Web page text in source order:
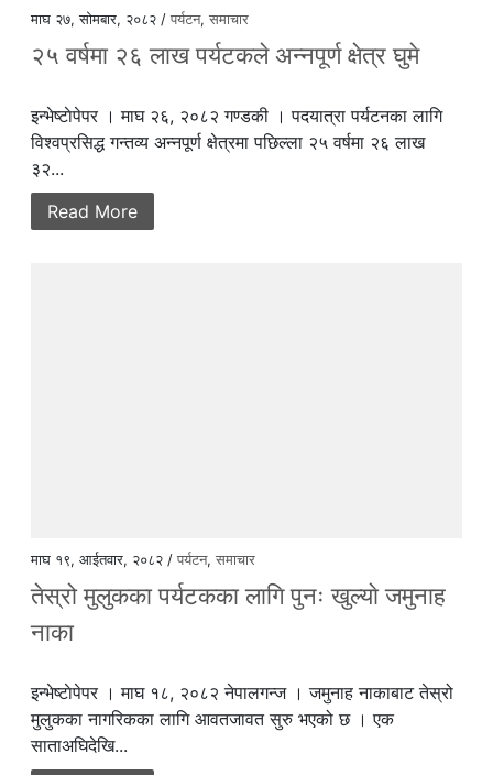
माघ २७, सोमबार, २०८२ /पर्यटन,समाचार
२५ वर्षमा २६ लाख पर्यटकले अन्नपूर्ण क्षेत्र घुमे
इन्भेष्टाेपेपर । माघ २६, २०८२ गण्डकी । पदयात्रा पर्यटनका लागि
विश्वप्रसिद्ध गन्तव्य अन्नपूर्ण क्षेत्रमा पछिल्ला २५ वर्षमा २६ लाख
३२...
Read More
माघ १९, आईतवार, २०८२ /पर्यटन,समाचार
तेस्रो मुलुकका पर्यटकका लागि पुनः खुल्याे जमुनाह
नाका
इन्भेष्टाेपेपर । माघ १८, २०८२ नेपालगन्ज । जमुनाह नाकाबाट तेस्रो
मुलुकका नागरिकका लागि आवतजावत सुरु भएको छ । एक
साताअघिदेखि...